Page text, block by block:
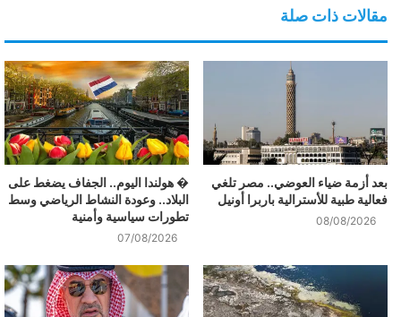
مقالات ذات صلة
بعد أزمة ضياء العوضي.. مصر تلغي
فعالية طبية للأسترالية باربرا أونيل
08/08/2026
� هولندا اليوم.. الجفاف يضغط على
البلاد.. وعودة النشاط الرياضي وسط
تطورات سياسية وأمنية
07/08/2026